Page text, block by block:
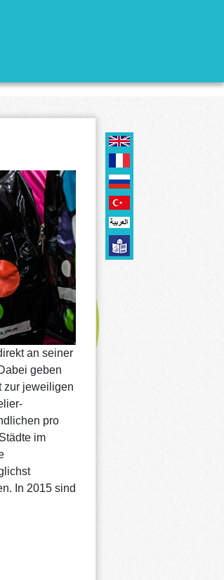
an seiner
geben
zur jeweiligen
pro
im
In 2015 sind